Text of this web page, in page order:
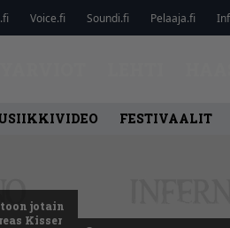
Voice.fi Soundi.fi Pelaaja.fi
FESTIVAALIT
jotain
Kisser